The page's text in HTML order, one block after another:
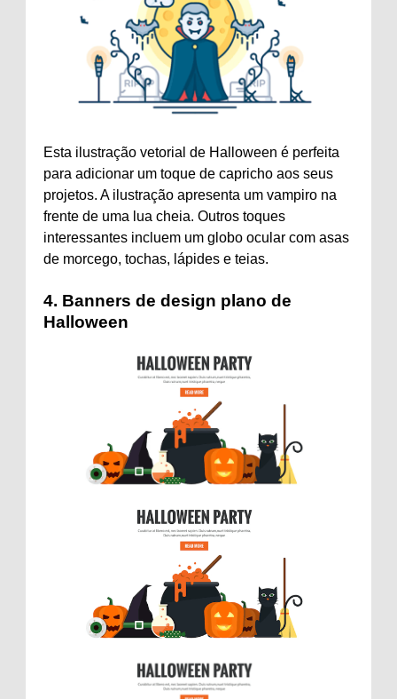
Esta ilustração vetorial de Halloween é perfeita
para adicionar um toque de capricho aos seus
projetos. A ilustração apresenta um vampiro na
frente de uma lua cheia. Outros toques
interessantes incluem um globo ocular com asas
de morcego, tochas, lápides e teias.
4. Banners de design plano de
Halloween